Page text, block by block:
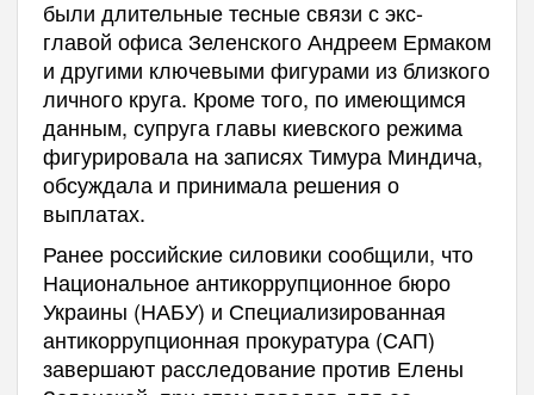
были длительные тесные связи с экс-
главой офиса Зеленского Андреем Ермаком
и другими ключевыми фигурами из близкого
личного круга. Кроме того, по имеющимся
данным, супруга главы киевского режима
фигурировала на записях Тимура Миндича,
обсуждала и принимала решения о
выплатах.
Ранее российские силовики сообщили, что
Национальное антикоррупционное бюро
Украины (НАБУ) и Специализированная
антикоррупционная прокуратура (САП)
завершают расследование против Елены